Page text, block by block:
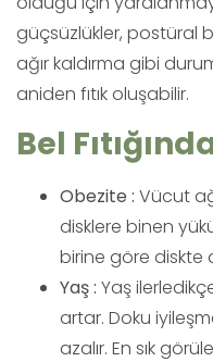
güçsüzlükler, postüral
ağır kaldırma gibi
aniden fıtık oluşabilir.
Bel
Obezite : Vücut
disklere binen
birine göre diskte
Yaş : Yaş
artar. Doku
azalır. En sık